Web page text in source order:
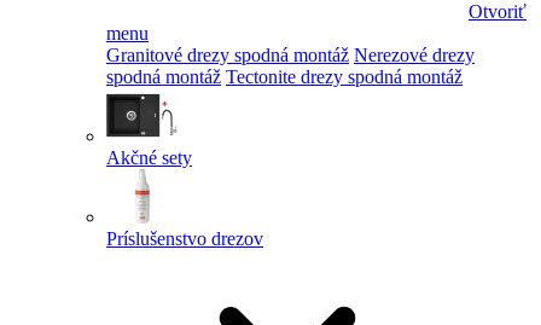
Otvoriť
menu
Granitové drezy spodná montáž Nerezové drezy
spodná montáž Tectonite drezy spodná montáž
Akčné sety
Príslušenstvo drezov